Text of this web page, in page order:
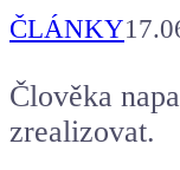
ČLÁNKY
Člověka
zrealizovat.